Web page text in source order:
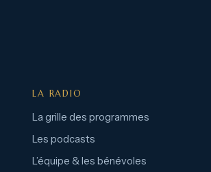
LA RADIO
La grille des programmes
Les podcasts
L’équipe & les bénévoles